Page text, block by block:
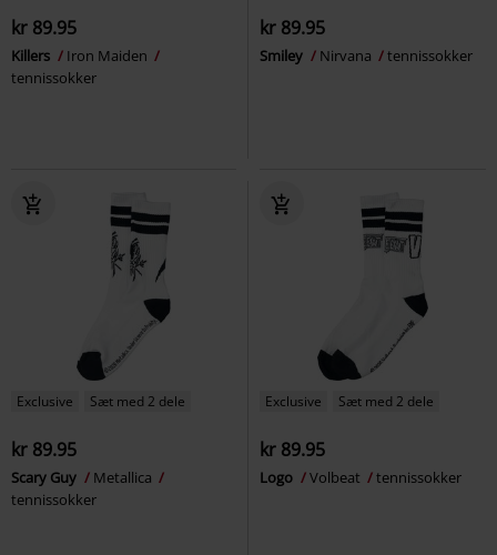
kr 89.95
Killers
Iron Maiden
tennissokker
kr 89.95
Smiley Nirvana tennissokker
Exclusive Sæt med 2 dele
kr 89.95
Scary Guy
Metallica
tennissokker
Exclusive Sæt med 2 dele
kr 89.95
Logo Volbeat tennissokker